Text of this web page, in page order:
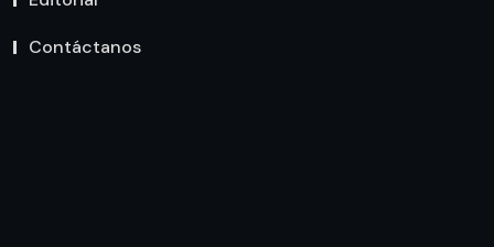
Contáctanos